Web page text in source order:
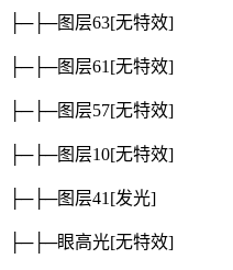
├─├─图层63[无特效]
├─├─图层61 [无特效]
├─├─图层57[无特效]
├─├─图层10[无特效]
├─├─图层41 [发光]
├─├─眼高光[无特效]